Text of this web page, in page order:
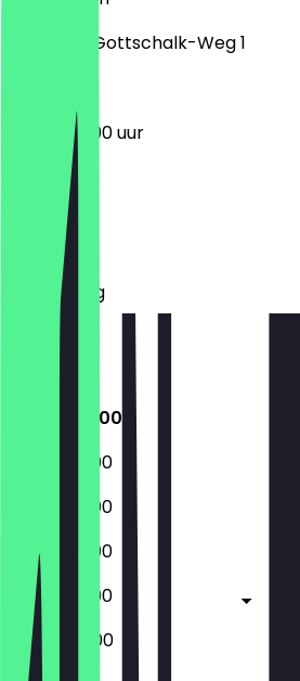
Joachim-Gottschalk-Weg 1
06:30 - 19:00 uur
Maandag
Dinsdag
Woensdag
Donderdag
Vrijdag
Zaterdag
06:30 - 19:00
06:30 - 19:00
06:30 - 19:00
06:30 - 19:00
06:30 - 19:00
06:30 - 18:00